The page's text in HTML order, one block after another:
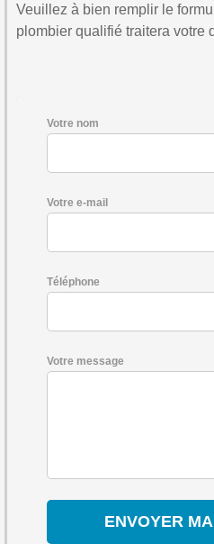
Veuillez à bien remplir le
plombier qualifié traitera votre
Votre nom
Votre e-mail
Téléphone
Votre message